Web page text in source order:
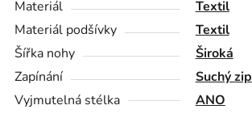
Materiál
Textil
Materiál podšívky
Textil
Šířka nohy
Široká
Zapínání
Suchý zip
Vyjmutelná stélka
ANO